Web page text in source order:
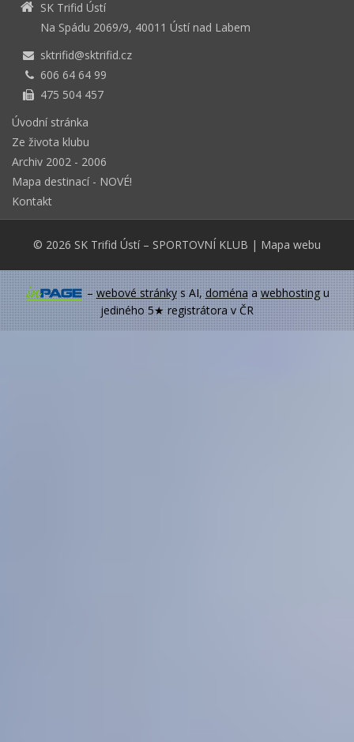
Na Spádu 2069/9, 40011 Ústí nad Labem
sktrifid@sktrifid.cz
606 64 64 99
475 504 457
Úvodní stránka
Ze života klubu
Archiv 2002 - 2006
Mapa destinací - NOVÉ!
Kontakt
© 2026 SK Trifid Ústí– SPORTOVNÍ KLUB | Mapa webu
–webové stránkys AI,doménaawebhostingu
jediného 5★ registrátora v ČR